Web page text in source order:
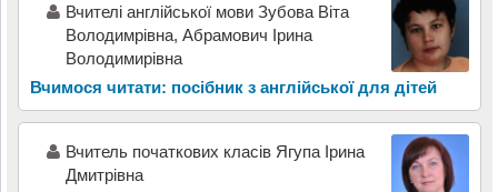
Вчителі англійської мови Зубова Віта
Володимрівна, Абрамович Ірина
Володимирівна
Вчимося читати: посібник з англійської для дітей
Вчитель початкових класів Ягупа Ірина
Дмитрівна